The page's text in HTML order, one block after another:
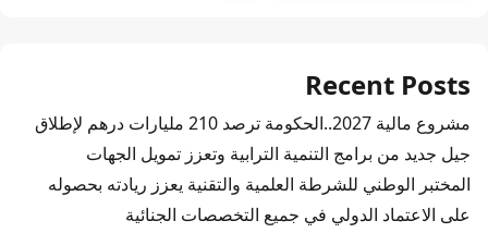
Recent Posts
مشروع مالية 2027..الحكومة ترصد 210 مليارات درهم لإطلاق
جيل جديد من برامج التنمية الترابية وتعزز تمويل الجهات
المختبر الوطني للشرطة العلمية والتقنية يعزز ريادته بحصوله
على الاعتماد الدولي في جميع التخصصات الجنائية